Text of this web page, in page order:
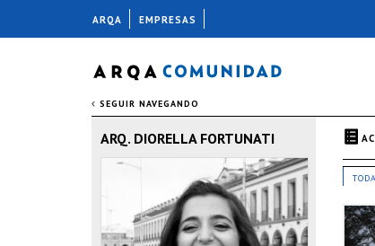
SEGUIR NAVEGANDO
ARQ. DIORELLA FORTUNATI
ARQA EMPRESAS